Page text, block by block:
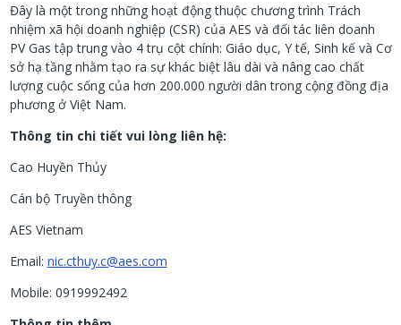
Đây là một trong những hoạt động thuộc chương trình Trách
nhiệm xã hội doanh nghiệp (CSR) của AES và đối tác liên doanh
PV Gas tập trung vào 4 trụ cột chính: Giáo dục, Y tế, Sinh kế và Cơ
sở hạ tầng nhằm tạo ra sự khác biệt lâu dài và nâng cao chất
lượng cuộc sống của hơn 200.000 người dân trong cộng đồng địa
phương ở Việt Nam.
Thông tin chi tiết vui lòng liên hệ:
Cao Huyền Thủy
Cán bộ Truyền thông
AES Vietnam
Email: nic.cthuy.c@aes.com
Mobile: 0919992492